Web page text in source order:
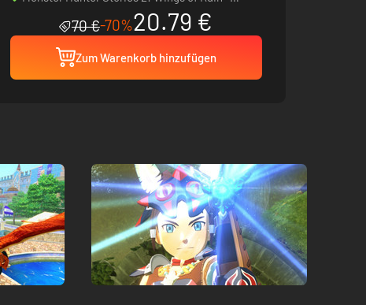
70 €-70%20.79 €
Zum Warenkorb hinzufügen